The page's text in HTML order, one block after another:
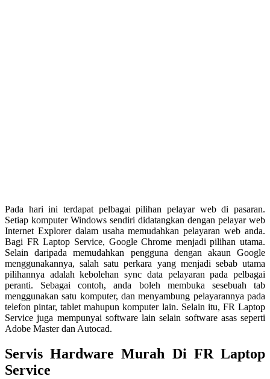
Pada hari ini terdapat pelbagai pilihan pelayar web di pasaran.
Setiap komputer Windows sendiri didatangkan dengan pelayar web
Internet Explorer dalam usaha memudahkan pelayaran web anda.
Bagi FR Laptop Service, Google Chrome menjadi pilihan utama.
Selain daripada memudahkan pengguna dengan akaun Google
menggunakannya, salah satu perkara yang menjadi sebab utama
pilihannya adalah kebolehan sync data pelayaran pada pelbagai
peranti. Sebagai contoh, anda boleh membuka sesebuah tab
menggunakan satu komputer, dan menyambung pelayarannya pada
telefon pintar, tablet mahupun komputer lain. Selain itu, FR Laptop
Service juga mempunyai software lain selain software asas seperti
Adobe Master dan Autocad.
Servis Hardware Murah Di FR Laptop
Service